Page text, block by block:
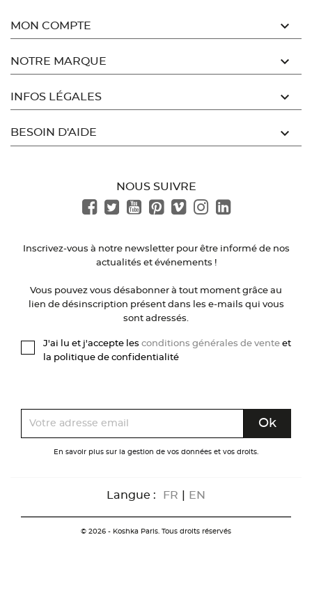
MON COMPTE 
NOTRE MARQUE 
INFOS LÉGALES 
BESOIN D'AIDE 
NOUS SUIVRE
Inscrivez-vous à notre newsletter pour être informé de nos
actualités et événements !
Vous pouvez vous désabonner à tout moment grâce au
lien de désinscription présent dans les e-mails qui vous
sont adressés.
J'ai lu et j'accepte les conditions générales de vente et
la politique de confidentialité
En savoir plus sur la gestion de vos données et vos droits.
Langue : FR EN
© 2026 - Koshka Paris. Tous droits réservés